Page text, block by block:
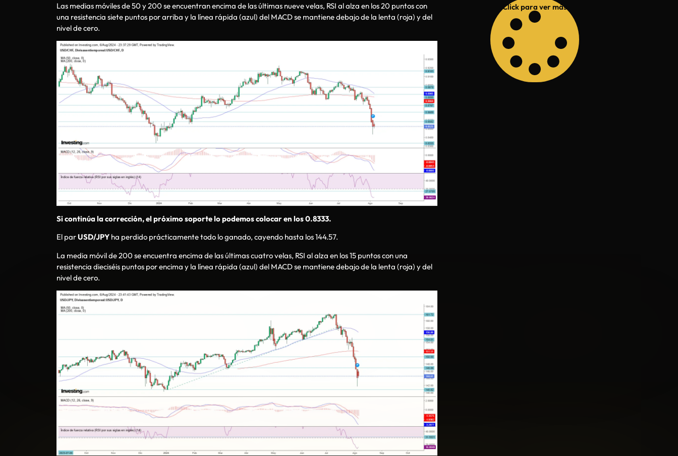
Las medias móviles de 50 y 200 se encuentran encima de las últimas nueve velas, RSI al alza en los 20 puntos con
una resistencia siete puntos por arriba y la línea rápida (azul) del MACD se mantiene debajo de la lenta (roja) y del
nivel de cero.
Si continúa la corrección, el próximo soporte lo podemos colocar en los 0.8333.
El parUSD/JPY ha perdido prácticamente todo lo ganado, cayendo hasta los 144.57.
La media móvil de 200 se encuentra encima de las últimas cuatro velas, RSI al alza en los 15 puntos con una
resistencia dieciséis puntos por encima y la línea rápida (azul) del MACD se mantiene debajo de la lenta (roja) y del
nivel de cero.
Click para ver más